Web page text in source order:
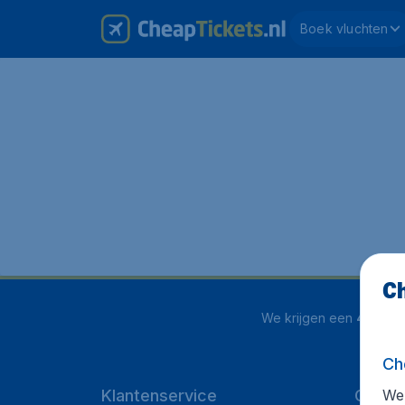
Boek vluchten
We krijgen een 4 uit 5
Klantenservice